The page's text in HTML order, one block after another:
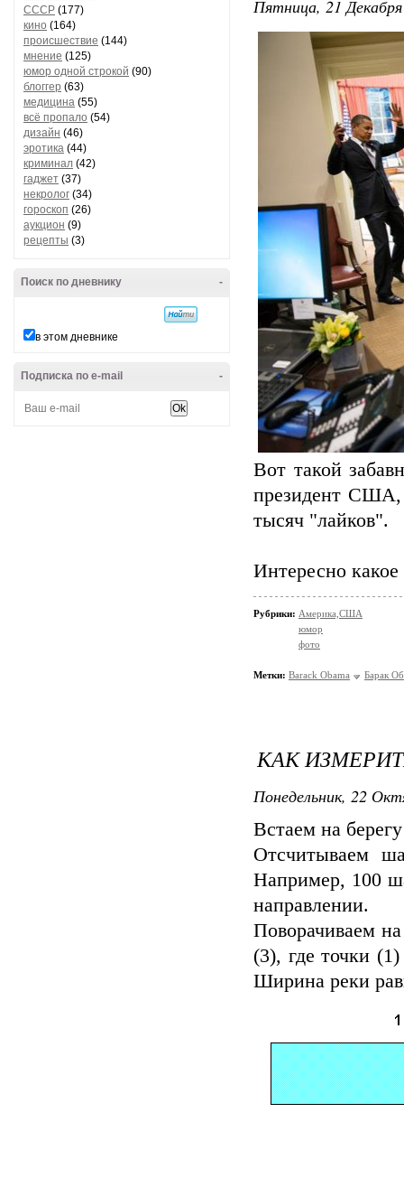
СССР (177)
кино (164)
происшествие (144)
мнение (125)
юмор одной строкой (90)
блоггер (63)
медицина (55)
всё пропало (54)
дизайн (46)
эротика (44)
криминал (42)
гаджет (37)
некролог (34)
гороскоп (26)
аукцион (9)
рецепты (3)
-
Поиск по дневнику
в этом дневнике
-
Подписка по e-mail
Пятница, 21
Вот такой
президент США,
тысяч "лайков".
Интересно
Рубрики: Америка,США
юмор
фото
Метки: Barack Obama Барак
КАК
Понедельник, 22
Встаем на
Отсчитываем
Например, 100
направлении.
Поворачиваем
(3), где точки
Ширина реки